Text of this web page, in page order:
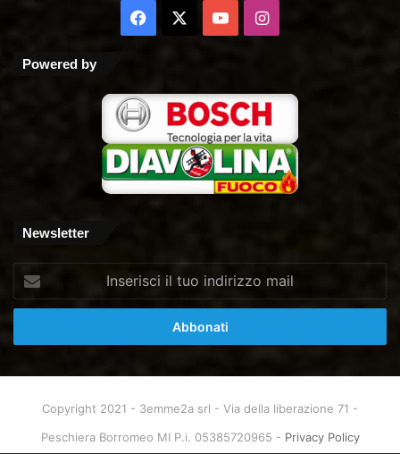
Facebook
You Instagram
Powered by
Newsletter
tuo
mail
Copyright 2021 - 3emme2a srl - Via della liberazione 71 -
Peschiera Borromeo MI P.i. 05385720965 - Privacy Policy